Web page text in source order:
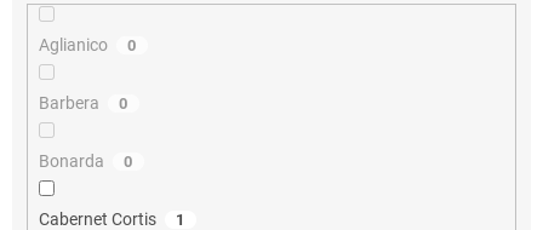
Aglianico 0
Barbera 0
Bonarda 0
Cabernet Cortis 1